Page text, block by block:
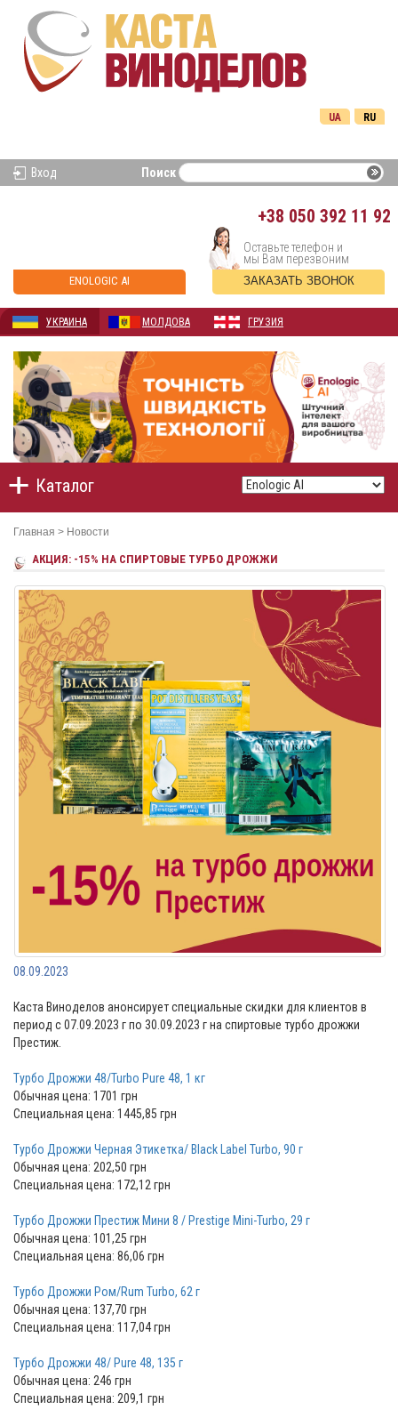
RU
UA
Вход Поиск
+38 050 392 11 92
ENOLOGIC AI
Оставьте телефон и
мы Вам перезвоним
ЗАКАЗАТЬ ЗВОНОК
УКРАИНА МОЛДОВА ГРУЗИЯ
Каталог
Главная > Новости
АКЦИЯ: -15% НА СПИРТОВЫЕ ТУРБО ДРОЖЖИ
08.09.2023
Каста Виноделов анонсирует специальные скидки для клиентов в
период с 07.09.2023 г по 30.09.2023 г на спиртовые турбо дрожжи
Престиж.
Турбо Дрожжи 48/Turbo Pure 48, 1 кг
Обычная цена: 1701 грн
Специальная цена: 1445,85 грн
Турбо Дрожжи Черная Этикетка/ Black Label Turbo, 90 г
Обычная цена: 202,50 грн
Специальная цена: 172,12 грн
Турбо Дрожжи Престиж Мини 8 / Prestige Mini-Turbo, 29 г
Обычная цена: 101,25 грн
Специальная цена: 86,06 грн
Турбо Дрожжи Ром/Rum Turbo, 62 г
Обычная цена: 137,70 грн
Специальная цена: 117,04 грн
Турбо Дрожжи 48/ Pure 48, 135 г
Обычная цена: 246 грн
Специальная цена: 209,1 грн